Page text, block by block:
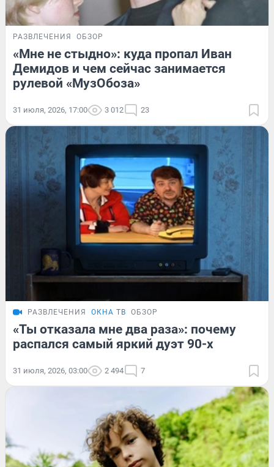
РАЗВЛЕЧЕНИЯ ОБЗОР
«Мне не стыдно»: куда пропал Иван
Демидов и чем сейчас занимается
рулевой «МузОбоза»
31 июля, 2026, 17:00 3 012 23
РАЗВЛЕЧЕНИЯ ОКНА ТВ ОБЗОР
«Ты отказала мне два раза»: почему
распался самый яркий дуэт 90-х
31 июля, 2026, 03:00 2 494 7